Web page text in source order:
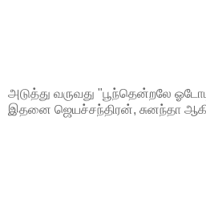
அடுத்து வருவது "பூந்தென்றலே
இதனை ஜெயச்சந்திரன், சுனந்தா